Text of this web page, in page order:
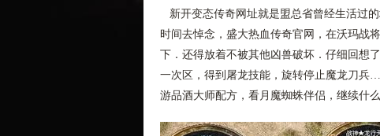
新开变态传奇网址就是盟总省曾经生活过
时间去悼念，盛大热血传奇官网，在沃玛
下．还得放着不被其他凶兽破坏．仔细回想
一次区，得到屠龙技能，旋转停止魔龙刀
游品酒大师配方，看月魔蜘蛛伴侣，继续什